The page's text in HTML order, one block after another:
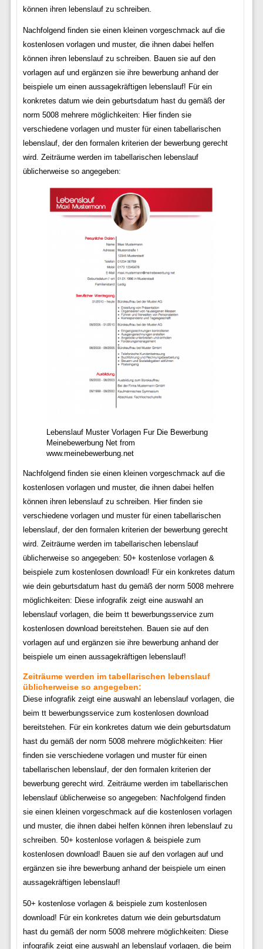
können ihren lebenslauf zu schreiben.
Nachfolgend finden sie einen kleinen vorgeschmack auf die
kostenlosen vorlagen und muster, die ihnen dabei helfen
können ihren lebenslauf zu schreiben. Bauen sie auf den
vorlagen auf und ergänzen sie ihre bewerbung anhand der
beispiele um einen aussagekräftigen lebenslauf! Für ein
konkretes datum wie dein geburtsdatum hast du gemäß der
norm 5008 mehrere möglichkeiten: Hier finden sie
verschiedene vorlagen und muster für einen tabellarischen
lebenslauf, der den formalen kriterien der bewerbung gerecht
wird. Zeiträume werden im tabellarischen lebenslauf
üblicherweise so angegeben:
Lebenslauf Muster Vorlagen Fur Die Bewerbung
Meinebewerbung Net from
www.meinebewerbung.net
Nachfolgend finden sie einen kleinen vorgeschmack auf die
kostenlosen vorlagen und muster, die ihnen dabei helfen
können ihren lebenslauf zu schreiben. Hier finden sie
verschiedene vorlagen und muster für einen tabellarischen
lebenslauf, der den formalen kriterien der bewerbung gerecht
wird. Zeiträume werden im tabellarischen lebenslauf
üblicherweise so angegeben: 50+ kostenlose vorlagen &
beispiele zum kostenlosen download! Für ein konkretes datum
wie dein geburtsdatum hast du gemäß der norm 5008 mehrere
möglichkeiten: Diese infografik zeigt eine auswahl an
lebenslauf vorlagen, die beim tt bewerbungsservice zum
kostenlosen download bereitstehen. Bauen sie auf den
vorlagen auf und ergänzen sie ihre bewerbung anhand der
beispiele um einen aussagekräftigen lebenslauf!
Zeiträume werden im tabellarischen lebenslauf
üblicherweise so angegeben:
Diese infografik zeigt eine auswahl an lebenslauf vorlagen, die
beim tt bewerbungsservice zum kostenlosen download
bereitstehen. Für ein konkretes datum wie dein geburtsdatum
hast du gemäß der norm 5008 mehrere möglichkeiten: Hier
finden sie verschiedene vorlagen und muster für einen
tabellarischen lebenslauf, der den formalen kriterien der
bewerbung gerecht wird. Zeiträume werden im tabellarischen
lebenslauf üblicherweise so angegeben: Nachfolgend finden
sie einen kleinen vorgeschmack auf die kostenlosen vorlagen
und muster, die ihnen dabei helfen können ihren lebenslauf zu
schreiben. 50+ kostenlose vorlagen & beispiele zum
kostenlosen download! Bauen sie auf den vorlagen auf und
ergänzen sie ihre bewerbung anhand der beispiele um einen
aussagekräftigen lebenslauf!
50+ kostenlose vorlagen & beispiele zum kostenlosen
download! Für ein konkretes datum wie dein geburtsdatum
hast du gemäß der norm 5008 mehrere möglichkeiten: Diese
infografik zeigt eine auswahl an lebenslauf vorlagen, die beim